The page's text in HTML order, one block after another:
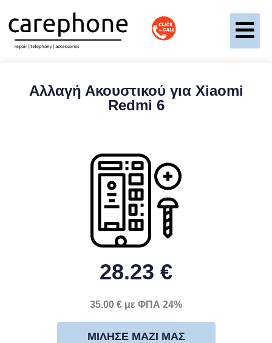
Αλλαγή Ακουστικού για Xiaomi
Redmi 6
28.23 €
35.00 € με ΦΠΑ 24%
ΜΊΛΗΣΕ ΜΑΖΊ ΜΑΣ